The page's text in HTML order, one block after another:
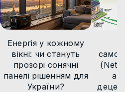
Енергія у кожному
вікні: чи стануть
прозорі сонячні
панелі рішенням для
України?
(Net